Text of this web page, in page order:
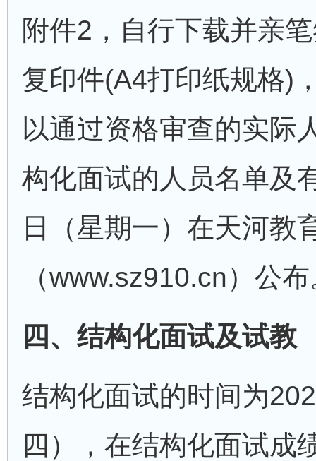
附件2，自行下载并亲
复印件(A4打印纸规格)
以通过资格审查的实际
构化面试的人员名单及
日（星期一）在天河教
（www.sz910.cn）公
四、结构化面试及试教
结构化面试的时间为
四），在结构化面试成